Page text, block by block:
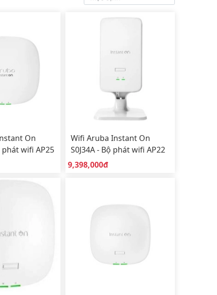
On
phát wifi AP25
trong nhà
Wifi Aruba Instant On
S0J34A - Bộ phát wifi AP22
Wifi 6 để bàn sử dụng
Giá bán:
9,398,000đ